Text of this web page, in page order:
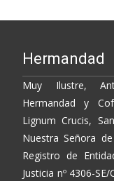
Hermandad
Muy Ilustre,
Hermandad y
Lignum Crucis,
Nuestra Señora
Registro de
Justicia nº 4306-